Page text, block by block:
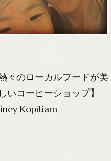
熱々のローカルフードが美
いコーヒーショップ】
Kopitiam